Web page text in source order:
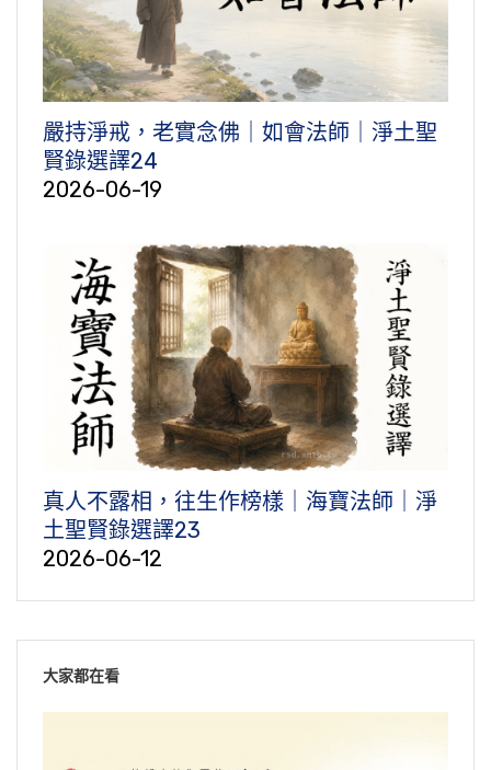
嚴持淨戒，老實念佛｜如會法師｜淨土聖
賢錄選譯24
2026-06-19
真人不露相，往生作榜樣｜海寶法師｜淨
土聖賢錄選譯23
2026-06-12
大家都在看